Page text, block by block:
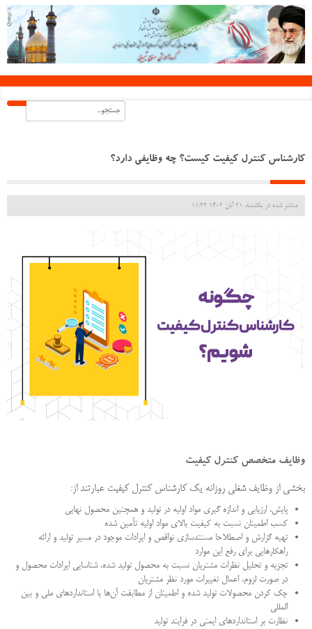
کارشناس کنترل کیفیت کیست؟ چه وظایفی دارد؟
منتشر شده در یکشنبه, 21 آبان 1402 11:22
وظایف متخصص کنترل کیفیت
بخشی از وظایف شغلی روزانه یک کارشناس کنترل کیفیت عبارتند از:
پایش، ارزیابی و اندازه گیری مواد اولیه در تولید و همچنین محصول نهایی
کسب اطمینان نسبت به کیفیت بالای مواد اولیه تأمین شده
تهیه گزارش و اصطلاحا مستندسازی نواقص و ایرادات موجود در مسیر تولید و ارائه
راهکارهایی برای رفع این موارد
تجزیه و تحلیل نظرات مشتریان نسبت به محصول تولید شده، شناسایی ایرادات محصول و
در صورت لزوم، اعمال تغییرات مورد نظر مشتریان
چک کردن محصولات تولید شده و اطمینان از مطابقت آن‌‏ها با استانداردهای ملی و بین
المللی
نظارت بر استانداردهای ایمنی در فرایند تولید